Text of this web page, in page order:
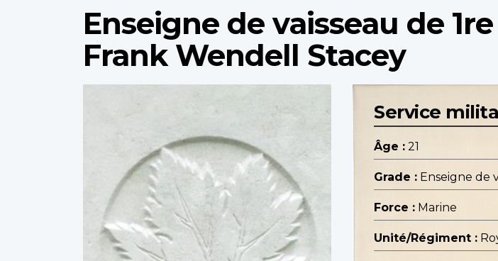
Enseigne de vaisseau de
Frank Wendell Stacey
Service
Âge : 21
Grade : Enseigne de
Force : Marine
Unité/Régiment :